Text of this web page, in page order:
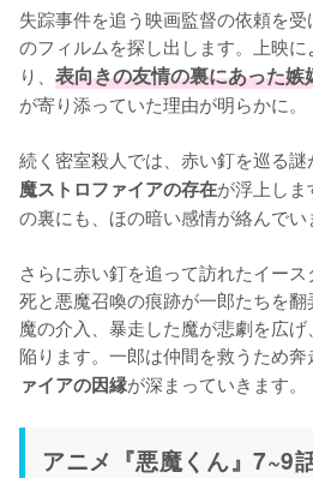
失踪事件を追う映画監督の依頼を
のフィルムを探し出します。上映
り、 表向きの友情の裏にあった嫉
が寄り添っていた理由が明らかに。
続く密室殺人では、赤い釘を巡る謎
魔ストロファイアの存在が浮上し
の裏にも、ほの暗い感情が絡んでい
さらに赤い釘を追って訪れたイー
死と悪魔召喚の痕跡が一郎たちを
魔の介入、暴走した魔が悲劇を広
陥ります。一郎は仲間を救うため奔
ァイアの因縁が深まっていきます。
アニメ『悪魔くん』7~9